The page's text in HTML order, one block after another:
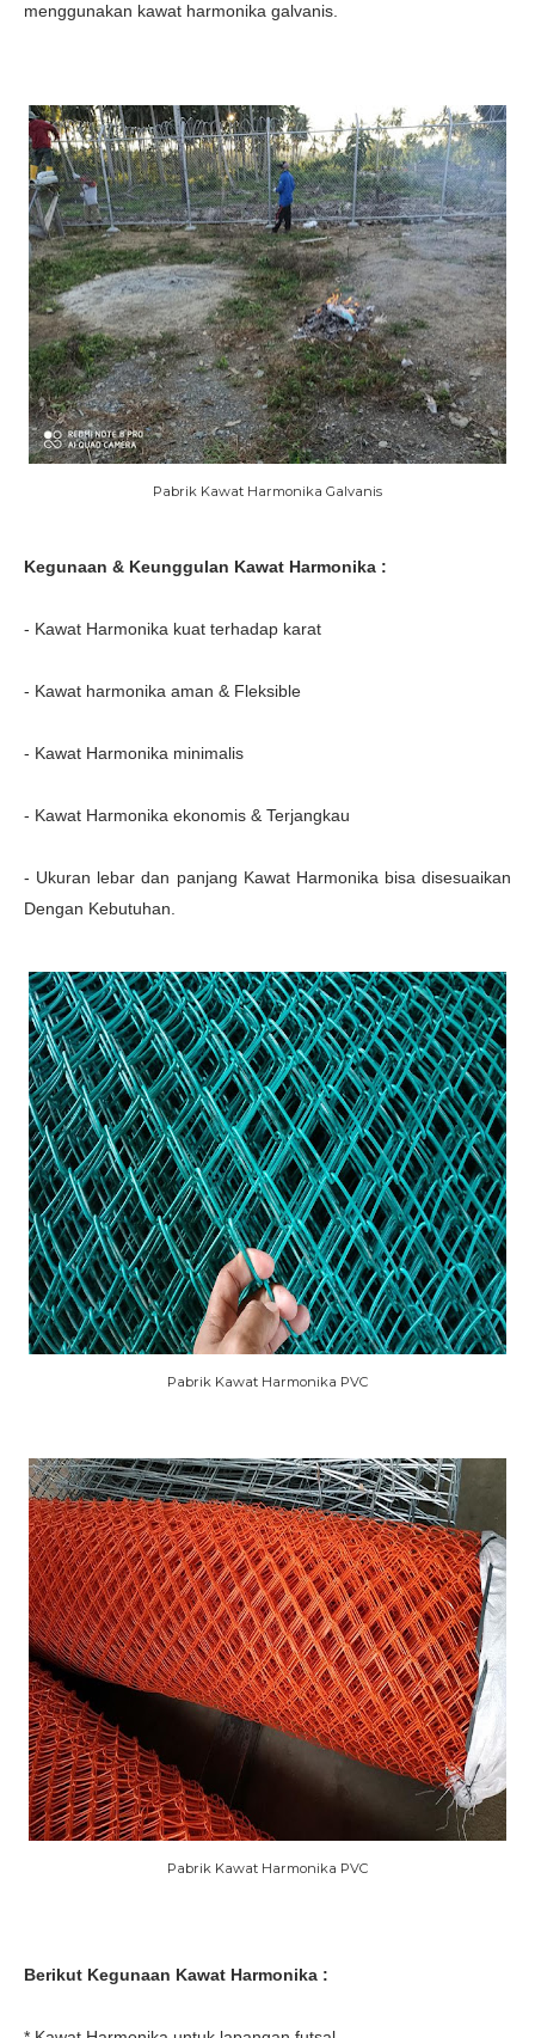
menggunakan kawat harmonika galvanis.
Pabrik Kawat Harmonika Galvanis
Kegunaan & Keunggulan Kawat Harmonika :
- Kawat Harmonika kuat terhadap karat
- Kawat harmonika aman & Fleksible
- Kawat Harmonika minimalis
- Kawat Harmonika ekonomis & Terjangkau
- Ukuran lebar dan panjang Kawat Harmonika bisa disesuaikan
Dengan Kebutuhan.
Pabrik Kawat Harmonika PVC
Pabrik Kawat Harmonika PVC
Berikut Kegunaan Kawat Harmonika :